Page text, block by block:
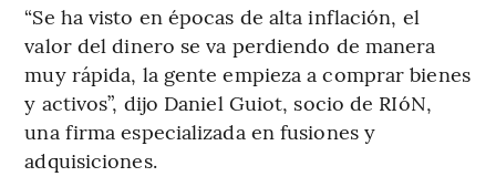
“Se ha visto en épocas de alta inflación, el
valor del dinero se va perdiendo de manera
muy rápida, la gente empieza a comprar bienes
y activos”, dijo Daniel Guiot, socio de RIóN,
una firma especializada en fusiones y
adquisiciones.